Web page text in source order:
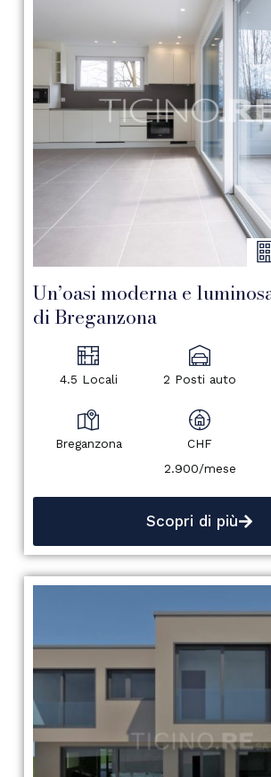
Un’oasi moderna e
di Breganzona
4.5 Locali 2 Posti auto
Breganzona
CHF
2.900/mese
Scopri di più